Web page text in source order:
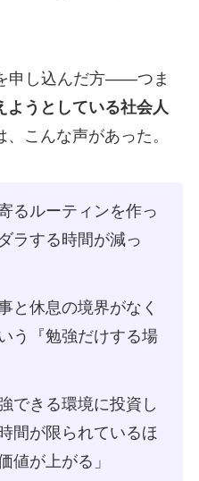
申し込んだ方——つま
うとしている社会人
こんな声があった。
るルーティンを作っ
ラする時間が減っ
と休息の境界がなく
う『勉強だけする場
できる環境に投資し
間が限られているほ
値が上がる」